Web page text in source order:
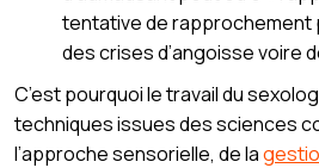
tentative de rapprochement
des crises d’angoisse voire
C’est pourquoi le travail du
techniques issues des sciences
l’approche sensorielle, de la